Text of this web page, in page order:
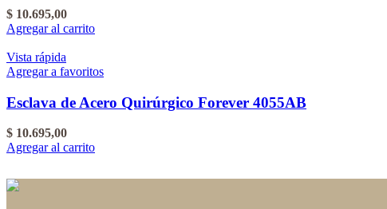
$ 10.695,00
Agregar al carrito
Vista rápida
Agregar a favoritos
Esclava de Acero Quirúrgico Forever 4055AB
$ 10.695,00
Agregar al carrito